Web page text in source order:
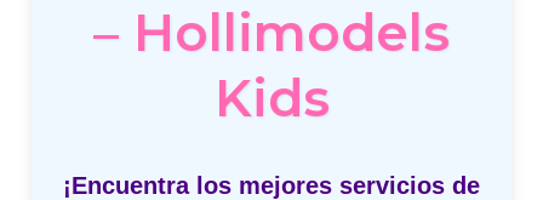
– Hollimodels
Kids
¡Encuentra los mejores servicios de